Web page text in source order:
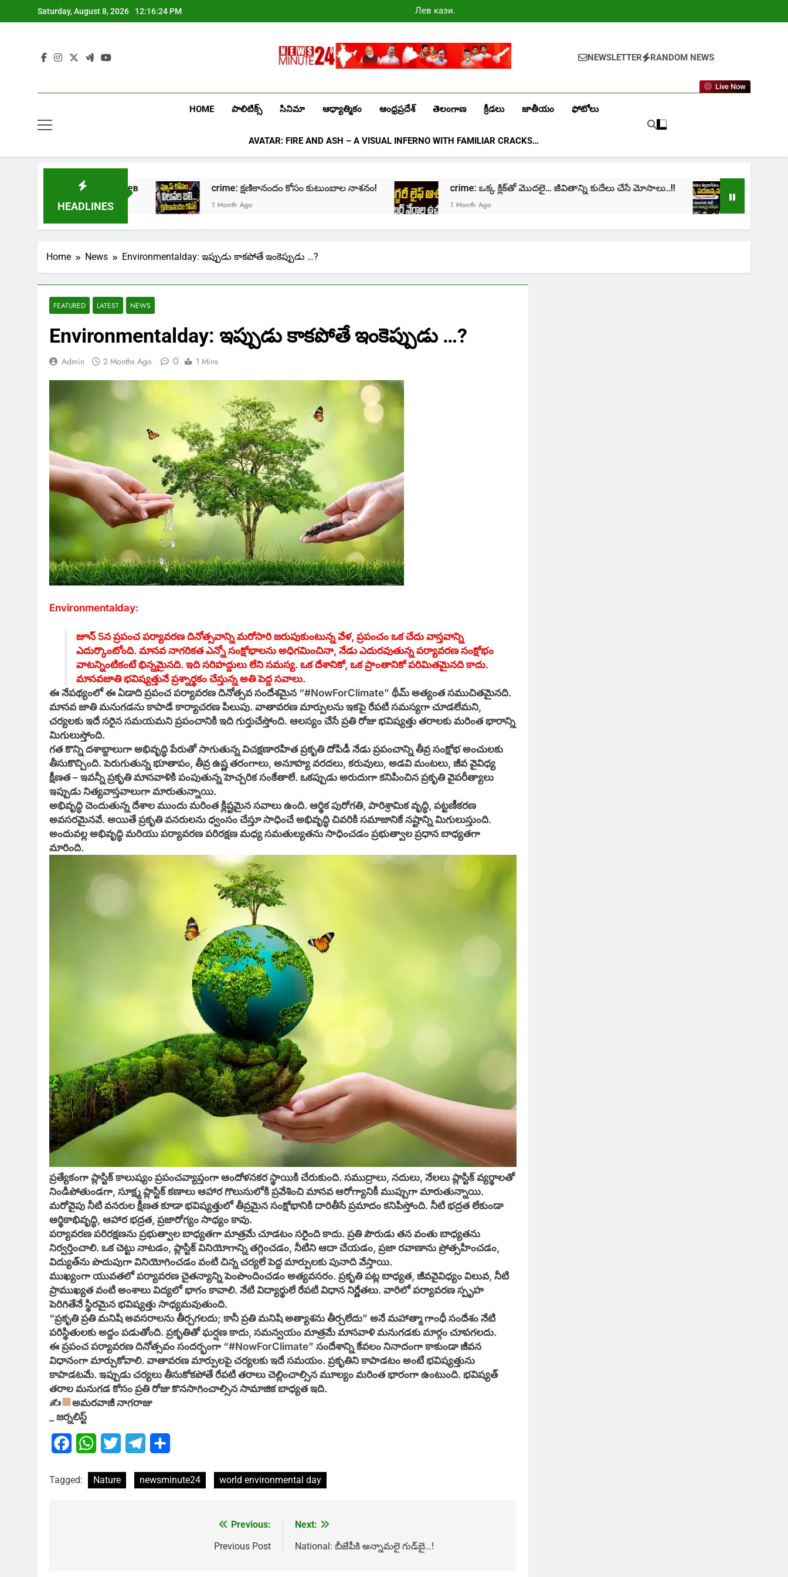
to
Saturday, August 8, 2026 12:16:24 PM
Лев казино
промокоды
Newsminute24
NEWSLETTER RANDOM NEWS
Live Now
HOME పాలిటిక్స్ సినిమా ఆధ్యాత్మికం ఆంధ్రప్రదేశ్ తెలంగాణ క్రీడలు జాతీయం ఫోటోలు
AVATAR: FIRE AND ASH – A VISUAL INFERNO WITH FAMILIAR CRACKS…
HEADLINES
онлайн казино Лев crime: క్షణికానందం కోసం కుటుంబాల నాశనం!
1 Month Ago
crime: ఒక్క క్లిక్‌తో మొదలై… జీవితాన్ని కుదేలు చేసే మోసాలు..!!
1 Month Ago
cinima: “నా జీవితం
1 Month Ago
Home News Environmentalday: ఇప్పుడు కాకపోతే ఇంకెప్పుడు …?
FEATURED LATEST NEWS
Environmentalday: ఇప్పుడు కాకపోతే ఇంకెప్పుడు …?
Admin 2 Months Ago 0 1 Mins
Environmentalday:
జూన్ 5న ప్రపంచ పర్యావరణ దినోత్సవాన్ని మరోసారి జరుపుకుంటున్న వేళ, ప్రపంచం ఒక చేదు వాస్తవాన్ని
ఎదుర్కొంటోంది. మానవ నాగరికత ఎన్నో సంక్షోభాలను అధిగమించినా, నేడు ఎదురవుతున్న పర్యావరణ సంక్షోభం
వాటన్నింటికంటే భిన్నమైనది. ఇది సరిహద్దులు లేని సమస్య. ఒక దేశానికో, ఒక ప్రాంతానికో పరిమితమైనది కాదు.
మానవజాతి భవిష్యత్తునే ప్రశ్నార్థకం చేస్తున్న అతి పెద్ద సవాలు.
ఈ నేపథ్యంలో ఈ ఏడాది ప్రపంచ పర్యావరణ దినోత్సవ సందేశమైన “#NowForClimate” థీమ్ అత్యంత సముచితమైనది.
మానవ జాతి మనుగడను కాపాడే కార్యాచరణ పిలుపు. వాతావరణ మార్పులను ఇకపై రేపటి సమస్యగా చూడలేమని,
చర్యలకు ఇదే సరైన సమయమని ప్రపంచానికి ఇది గుర్తుచేస్తోంది. ఆలస్యం చేసే ప్రతి రోజు భవిష్యత్తు తరాలకు మరింత భారాన్ని
మిగులుస్తోంది.
గత కొన్ని దశాబ్దాలుగా అభివృద్ధి పేరుతో సాగుతున్న విచక్షణారహిత ప్రకృతి దోపిడీ నేడు ప్రపంచాన్ని తీవ్ర సంక్షోభ అంచులకు
తీసుకొచ్చింది. పెరుగుతున్న భూతాపం, తీవ్ర ఉష్ణ తరంగాలు, అనూహ్య వరదలు, కరువులు, అడవి మంటలు, జీవ వైవిధ్య
క్షీణత – ఇవన్నీ ప్రకృతి మానవాళికి పంపుతున్న హెచ్చరిక సంకేతాలే. ఒకప్పుడు అరుదుగా కనిపించిన ప్రకృతి వైపరీత్యాలు
ఇప్పుడు నిత్యవాస్తవాలుగా మారుతున్నాయి.
అభివృద్ధి చెందుతున్న దేశాల ముందు మరింత క్లిష్టమైన సవాలు ఉంది. ఆర్థిక పురోగతి, పారిశ్రామిక వృద్ధి, పట్టణీకరణ
అవసరమైనవే. అయితే ప్రకృతి వనరులను ధ్వంసం చేస్తూ సాధించే అభివృద్ధి చివరికి సమాజానికే నష్టాన్ని మిగులుస్తుంది.
అందువల్ల అభివృద్ధి మరియు పర్యావరణ పరిరక్షణ మధ్య సమతుల్యతను సాధించడం ప్రభుత్వాల ప్రధాన బాధ్యతగా
మారింది.
ప్రత్యేకంగా ప్లాస్టిక్ కాలుష్యం ప్రపంచవ్యాప్తంగా ఆందోళనకర స్థాయికి చేరుకుంది. సముద్రాలు, నదులు, నేలలు ప్లాస్టిక్ వ్యర్థాలతో
నిండిపోతుండగా, సూక్ష్మ ప్లాస్టిక్ కణాలు ఆహార గొలుసులోకి ప్రవేశించి మానవ ఆరోగ్యానికీ ముప్పుగా మారుతున్నాయి.
మరోవైపు నీటి వనరుల క్షీణత కూడా భవిష్యత్తులో తీవ్రమైన సంక్షోభానికి దారితీసే ప్రమాదం కనిపిస్తోంది. నీటి భద్రత లేకుండా
ఆర్థికాభివృద్ధి, ఆహార భద్రత, ప్రజారోగ్యం సాధ్యం కావు.
పర్యావరణ పరిరక్షణను ప్రభుత్వాల బాధ్యతగా మాత్రమే చూడటం సరైంది కాదు. ప్రతి పౌరుడు తన వంతు బాధ్యతను
నిర్వర్తించాలి. ఒక చెట్టు నాటడం, ప్లాస్టిక్ వినియోగాన్ని తగ్గించడం, నీటిని ఆదా చేయడం, ప్రజా రవాణాను ప్రోత్సహించడం,
విద్యుత్‌ను పొదుపుగా వినియోగించడం వంటి చిన్న చర్యలే పెద్ద మార్పులకు పునాది వేస్తాయి.
ముఖ్యంగా యువతలో పర్యావరణ చైతన్యాన్ని పెంపొందించడం అత్యవసరం. ప్రకృతి పట్ల బాధ్యత, జీవవైవిధ్యం విలువ, నీటి
ప్రాముఖ్యత వంటి అంశాలు విద్యలో భాగం కావాలి. నేటి విద్యార్థులే రేపటి విధాన నిర్ణేతలు. వారిలో పర్యావరణ స్పృహ
పెరిగితేనే స్థిరమైన భవిష్యత్తు సాధ్యమవుతుంది.
“ప్రకృతి ప్రతి మనిషి అవసరాలను తీర్చగలదు; కానీ ప్రతి మనిషి అత్యాశను తీర్చలేదు” అనే మహాత్మా గాంధీ సందేశం నేటి
పరిస్థితులకు అద్దం పడుతోంది. ప్రకృతితో ఘర్షణ కాదు, సమన్వయం మాత్రమే మానవాళి మనుగడకు మార్గం చూపగలదు.
ఈ ప్రపంచ పర్యావరణ దినోత్సవం సందర్భంగా “#NowForClimate” సందేశాన్ని కేవలం నినాదంగా కాకుండా జీవన
విధానంగా మార్చుకోవాలి. వాతావరణ మార్పులపై చర్యలకు ఇదే సమయం. ప్రకృతిని కాపాడటం అంటే భవిష్యత్తును
కాపాడటమే. ఇప్పుడు చర్యలు తీసుకోకపోతే రేపటి తరాలు చెల్లించాల్సిన మూల్యం మరింత భారంగా ఉంటుంది. భవిష్యత్
తరాల మనుగడ కోసం ప్రతి రోజు కొనసాగించాల్సిన సామాజిక బాధ్యత ఇది.
✍
అమరవాజీ నాగరాజు
_ జర్నలిస్ట్
FacebookWhatsApp
Twitter Telegram
Tagged: Nature newsminute24 world environmental day
Previous:
Previous Post
Next:
National: బీజేపీకి అన్నామలై గుడ్‌బై…!